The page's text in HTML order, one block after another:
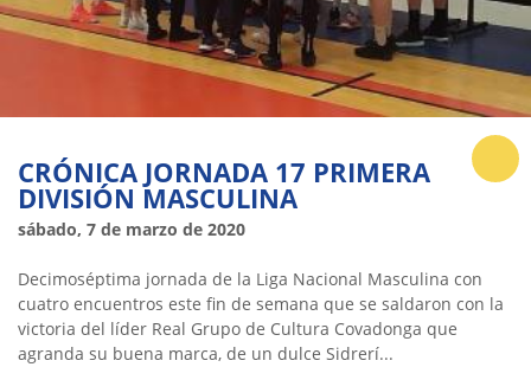
CRÓNICA JORNADA 17 PRIMERA
DIVISIÓN MASCULINA
sábado, 7 de marzo de 2020
Decimoséptima jornada de la Liga Nacional Masculina con
cuatro encuentros este fin de semana que se saldaron con la
victoria del líder Real Grupo de Cultura Covadonga que
agranda su buena marca, de un dulce Sidrerí...